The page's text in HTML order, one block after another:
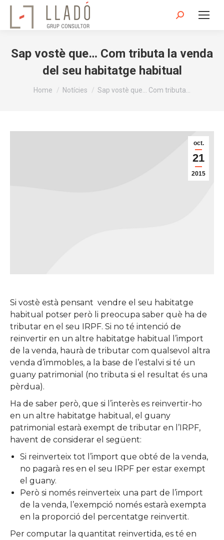
Search:
Sap vostè que… Com tributa la venda
del seu habitatge habitual
You are here:
Home Notícies Sap vostè que… Com tributa…
oct.
21
2015
Si vostè està pensant vendre el seu habitatge
habitual potser però li preocupa saber què ha de
tributar en el seu IRPF. Si no té intenció de
reinvertir en un altre habitatge habitual l’import
de la venda, haurà de tributar com qualsevol altra
venda d’immobles, a la base de l’estalvi si té un
guany patrimonial (no tributa si el resultat és una
pèrdua).
Ha de saber però, que si l’interès es reinvertir-ho
en un altre habitatge habitual, el guany
patrimonial estarà exempt de tributar en l’IRPF,
havent de considerar el següent:
Si reinverteix tot l’import que obté de la venda,
no pagarà res en el seu IRPF per estar exempt
el guany.
Però si només reinverteix una part de l’import
de la venda, l’exempció només estarà exempta
en la proporció del percentatge reinvertit.
Per computar la quantitat reinvertida, es té en